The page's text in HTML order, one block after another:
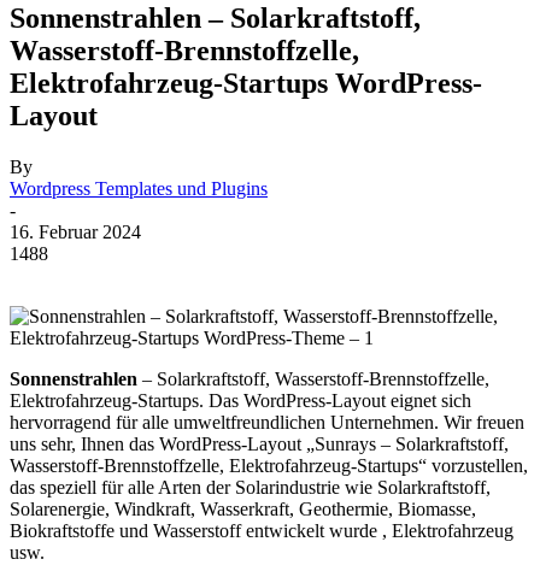
Sonnenstrahlen – Solarkraftstoff,
Wasserstoff-Brennstoffzelle,
Elektrofahrzeug-Startups WordPress-
Layout
By
Wordpress Templates und Plugins
-
16. Februar 2024
1488
Sonnenstrahlen – Solarkraftstoff, Wasserstoff-Brennstoffzelle,
Elektrofahrzeug-Startups. Das WordPress-Layout eignet sich
hervorragend für alle umweltfreundlichen Unternehmen. Wir freuen
uns sehr, Ihnen das WordPress-Layout „Sunrays – Solarkraftstoff,
Wasserstoff-Brennstoffzelle, Elektrofahrzeug-Startups“ vorzustellen,
das speziell für alle Arten der Solarindustrie wie Solarkraftstoff,
Solarenergie, Windkraft, Wasserkraft, Geothermie, Biomasse,
Biokraftstoffe und Wasserstoff entwickelt wurde , Elektrofahrzeug
usw.